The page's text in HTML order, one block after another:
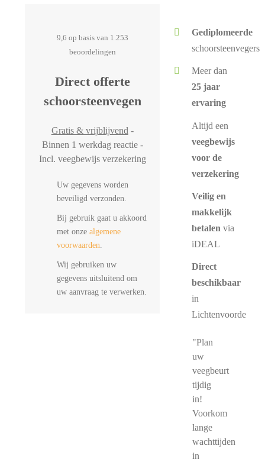
9,6 op basis van 1.253
beoordelingen
Direct offerte
schoorsteenvegen
Gratis & vrijblijvend -
Binnen 1 werkdag reactie -
Incl. veegbewijs verzekering
Uw gegevens worden
beveiligd verzonden.
Bij gebruik gaat u akkoord
met onze algemene
voorwaarden.
Wij gebruiken uw
gegevens uitsluitend om
uw aanvraag te verwerken.
Gediplomeerde
schoorsteenvegers
Meer dan
25 jaar
ervaring
Altijd een
veegbewijs
voor de
verzekering
Veilig en
makkelijk
betalen via
iDEAL
Direct
beschikbaar
in
Lichtenvoorde
"Plan
uw
veegbeurt
tijdig
in!
Voorkom
lange
wachttijden
in